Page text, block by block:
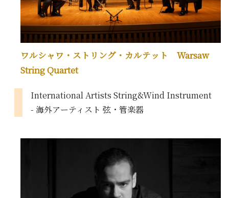
ワルシャワ・ストリング・カルテット Warsaw
String Quartet
International Artists String&Wind Instrument
- 海外アーティスト 弦・管楽器